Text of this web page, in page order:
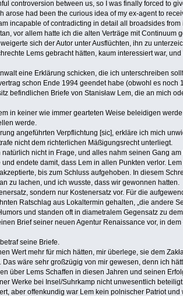
controversion between us, so I was finally forced to
arose had been the curious idea of my ex-agent to
incapable of contradicting in detail all broadsides
vor allem hatte ich die alten Verträge mit
sich der Autor unter Ausflüchten, ihn zu
Lems gebracht hätten, kaum interessiert war,
eine Erklärung schicken, die ich unterschreiben
schon Ende 1994 geendet habe (obwohl es noch
befindlichen Briefe von Stanisław Lem, die an mich
in keiner wie immer gearteten Weise beleidigen
werde.
angeführten Verpflichtung [sic], erkläre ich mich
nicht dem richterlichen Mäßigungsrecht unterliegt.
nicht in Frage, und alles nahm seinen Gang
endete damit, dass Lem in allen Punkten verlor.
bis zum Schluss aufgehoben. In diesem
zu lachen, und ich wusste, dass wir gewonnen hatten.
sondern nur Kostenersatz vor. Für die
Ratschlag aus Lokaltermin gehalten, „die andere
und standen oft in diametralem Gegensatz zu
Brief seiner neuen Agentur Renaissance vor, in
seine Briefe.
Wert mehr für mich hätten, mir überlege, sie dem
wäre sehr großzügig von mir gewesen, denn ich
über Lems Schaffen in diesen Jahren und seinen
Werke bei Insel/Suhrkamp nicht unwesentlich
aber offenkundig war Lem kein polnischer Patriot